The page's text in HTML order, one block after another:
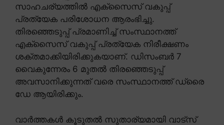
സാഹചര്യത്തിൽ എക്സൈസ് വകുപ്പ്
പ്രത്യേക പരിശോധന ആരംഭിച്ചു.
തിരഞ്ഞെടുപ്പ് പ്രമാണിച്ച് സംസ്ഥാനത്ത്
എക്സൈസ് വകുപ്പ് പ്രത്യേക നിരീക്ഷണം
ശക്തമാക്കിയിരിക്കുകയാണ്. ഡിസംബർ 7
വൈകുന്നേരം 6 മുതൽ തിരഞ്ഞെടുപ്പ്
അവസാനിക്കുന്നത് വരെ സംസ്ഥാനത്ത് ഡ്രൈ
ഡേ ആയിരിക്കും.
വാർത്തകൾ കൂടുതൽ സുതാര്യമായി വാട്സ്